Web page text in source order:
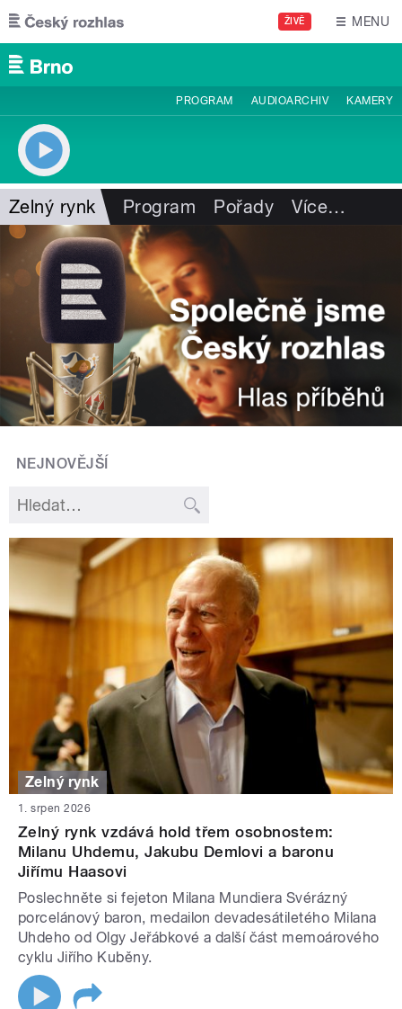
Přejít k hlavnímu obsahu
ŽIVĚ MENU
PROGRAM AUDIOARCHIV KAMERY
Zelný rynk Program Pořady Více…
NEJNOVĚJŠÍ
Zelný rynk
1. srpen 2026
Zelný rynk vzdává hold třem osobnostem:
Milanu Uhdemu, Jakubu Demlovi a baronu
Jiřímu Haasovi
Poslechněte si fejeton Milana Mundiera Svérázný
porcelánový baron, medailon devadesátiletého Milana
Uhdeho od Olgy Jeřábkové a další část memoárového
cyklu Jiřího Kuběny.